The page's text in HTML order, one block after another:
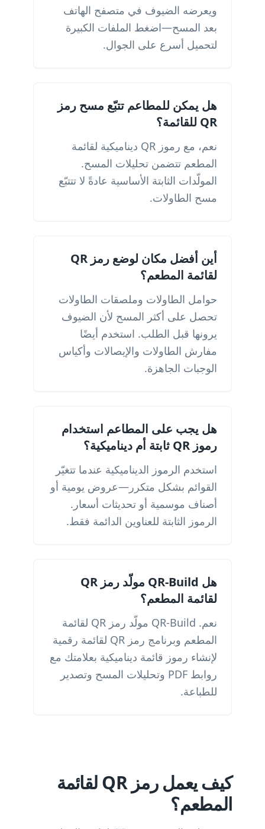
ويعرضه الضيوف في متصفح الهاتف
بعد المسح—اضغط الملفات الكبيرة
لتحميل أسرع على الجوال.
هل يمكن للمطاعم تتبّع مسح رمز
QR للقائمة؟
نعم، مع رموز QR ديناميكية لقائمة
المطعم تتضمن تحليلات المسح.
المولّدات الثابتة الأساسية عادةً لا تتتبّع
مسح الطاولات.
أين أفضل مكان لوضع رمز QR
لقائمة المطعم؟
حوامل الطاولات وملصقات الطاولات
تحصل على أكثر المسح لأن الضيوف
يرونها قبل الطلب. استخدم أيضًا
مفارش الطاولات والإيصالات وأكياس
الوجبات الجاهزة.
هل يجب على المطاعم استخدام
رموز QR ثابتة أم ديناميكية؟
استخدم الرموز الديناميكية عندما تتغيّر
القوائم بشكل متكرر—عروض يومية أو
أصناف موسمية أو تحديثات أسعار.
الرموز الثابتة للعناوين الدائمة فقط.
هل QR-Build مولّد رمز QR
لقائمة المطعم؟
نعم. QR-Build مولّد رمز QR لقائمة
المطعم وبرنامج رمز QR لقائمة رقمية
لإنشاء رموز قائمة ديناميكية بعلامتك مع
روابط PDF وتحليلات المسح وتصدير
للطباعة.
كيف يعمل رمز QR لقائمة
المطعم؟